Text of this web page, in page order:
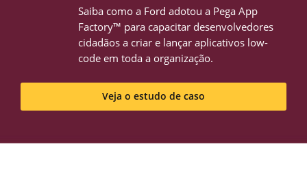
Saiba como a Ford adotou a Pega App
Factory™ para capacitar desenvolvedores
cidadãos a criar e lançar aplicativos low-
code em toda a organização.
Veja o estudo de caso